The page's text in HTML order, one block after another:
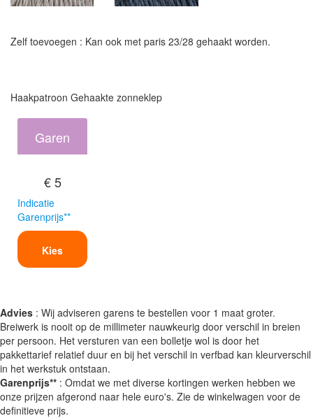
Zelf toevoegen : Kan ook met paris 23/28 gehaakt worden.
Haakpatroon Gehaakte zonneklep
Garen
€ 5
Indicatie
Garenprijs**
Kies
Advies : Wij adviseren garens te bestellen voor 1 maat groter.
Breiwerk is nooit op de millimeter nauwkeurig door verschil in breien
per persoon. Het versturen van een bolletje wol is door het
pakkettarief relatief duur en bij het verschil in verfbad kan kleurverschil
in het werkstuk ontstaan.
Garenprijs** : Omdat we met diverse kortingen werken hebben we
onze prijzen afgerond naar hele euro's. Zie de winkelwagen voor de
definitieve prijs.